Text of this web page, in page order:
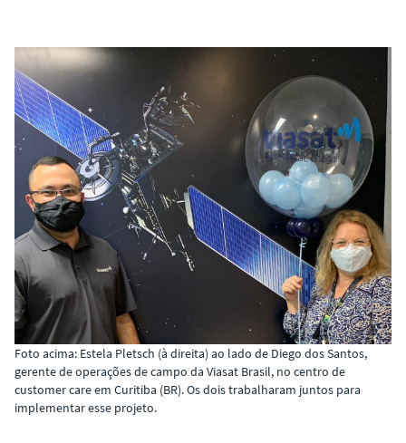
Foto acima: Estela Pletsch (à direita) ao lado de Diego dos Santos,
gerente de operações de campo da Viasat Brasil, no centro de
customer care em Curitiba (BR). Os dois trabalharam juntos para
implementar esse projeto.